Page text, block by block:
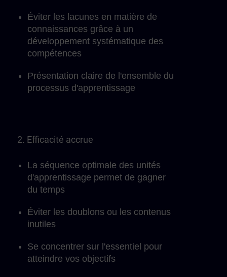
Éviter les lacunes en matière de
connaissances grâce à un
développement systématique des
compétences
Présentation claire de l'ensemble du
processus d'apprentissage
2. Efficacité accrue
La séquence optimale des unités
d'apprentissage permet de gagner
du temps
Éviter les doublons ou les contenus
inutiles
Se concentrer sur l'essentiel pour
atteindre vos objectifs